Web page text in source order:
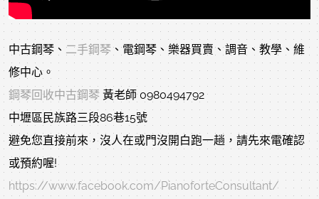
中古鋼琴、 二手鋼琴、電鋼琴、樂器買賣、調音、教學、維
修中心。
鋼琴回收中古鋼琴 黃老師 0980494792
中壢區民族路三段86巷15號
避免您直接前來，沒人在或門沒開白跑一趟，請先來電確認
或預約喔!
https://www.facebook.com/PianoforteConsultant/